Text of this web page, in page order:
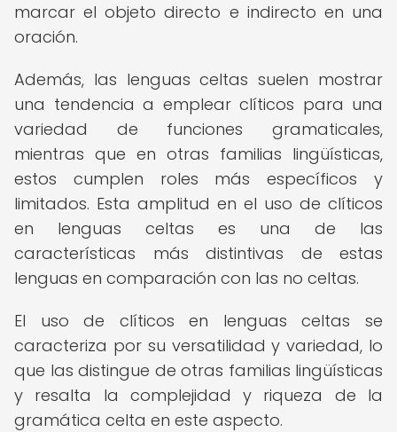
marcar el objeto directo e indirecto en una
oración.
Además, las lenguas celtas suelen mostrar
una tendencia a emplear clíticos para una
variedad de funciones gramaticales,
mientras que en otras familias lingüísticas,
estos cumplen roles más específicos y
limitados. Esta amplitud en el uso de clíticos
en lenguas celtas es una de las
características más distintivas de estas
lenguas en comparación con las no celtas.
El uso de clíticos en lenguas celtas se
caracteriza por su versatilidad y variedad, lo
que las distingue de otras familias lingüísticas
y resalta la complejidad y riqueza de la
gramática celta en este aspecto.